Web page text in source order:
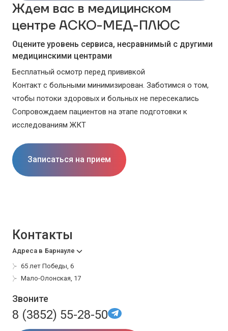
Ждем вас в медицинском
центре АСКО-МЕД-ПЛЮС
Оцените уровень сервиса, несравнимый с другими
медицинскими центрами
Бесплатный осмотр перед прививкой
Контакт с больными минимизирован. Заботимся о том,
чтобы потоки здоровых и больных не пересекались
Сопровождаем пациентов на этапе подготовки к
исследованиям ЖКТ
Записаться на прием
Контакты
Адреса в Барнауле
65 лет Победы, 6
Мало-Олонская, 17
Звоните
8 (3852) 55-28-50